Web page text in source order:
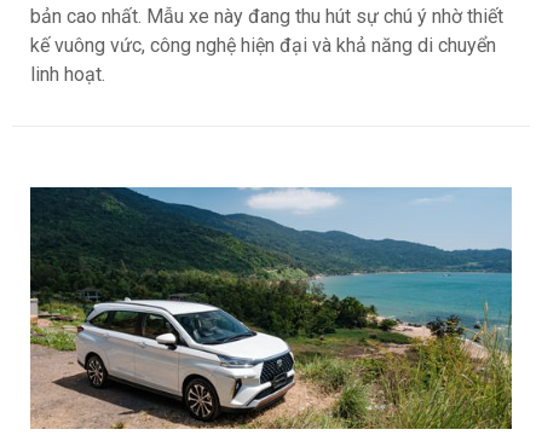
bản cao nhất. Mẫu xe này đang thu hút sự chú ý nhờ thiết
kế vuông vức, công nghệ hiện đại và khả năng di chuyển
linh hoạt.